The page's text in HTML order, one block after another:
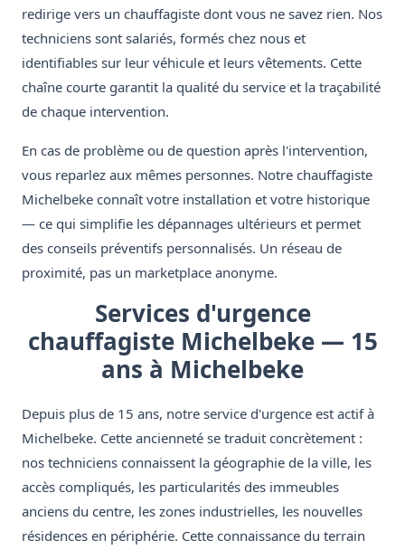
redirige vers un chauffagiste dont vous ne savez rien. Nos
techniciens sont salariés, formés chez nous et
identifiables sur leur véhicule et leurs vêtements. Cette
chaîne courte garantit la qualité du service et la traçabilité
de chaque intervention.
En cas de problème ou de question après l'intervention,
vous reparlez aux mêmes personnes. Notre chauffagiste
Michelbeke connaît votre installation et votre historique
— ce qui simplifie les dépannages ultérieurs et permet
des conseils préventifs personnalisés. Un réseau de
proximité, pas un marketplace anonyme.
Services d'urgence
chauffagiste Michelbeke — 15
ans à Michelbeke
Depuis plus de 15 ans, notre service d'urgence est actif à
Michelbeke. Cette ancienneté se traduit concrètement :
nos techniciens connaissent la géographie de la ville, les
accès compliqués, les particularités des immeubles
anciens du centre, les zones industrielles, les nouvelles
résidences en périphérie. Cette connaissance du terrain